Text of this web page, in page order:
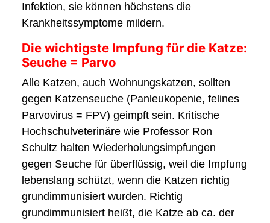
Infektion, sie können höchstens die
Krankheitssymptome mildern.
Die wichtigste Impfung für die Katze:
Seuche = Parvo
Alle Katzen, auch Wohnungskatzen, sollten
gegen Katzenseuche (Panleukopenie, felines
Parvovirus = FPV) geimpft sein. Kritische
Hochschulveterinäre wie Professor Ron
Schultz halten Wiederholungsimpfungen
gegen Seuche für überflüssig, weil die Impfung
lebenslang schützt, wenn die Katzen richtig
grundimmunisiert wurden. Richtig
grundimmunisiert heißt, die Katze ab ca. der